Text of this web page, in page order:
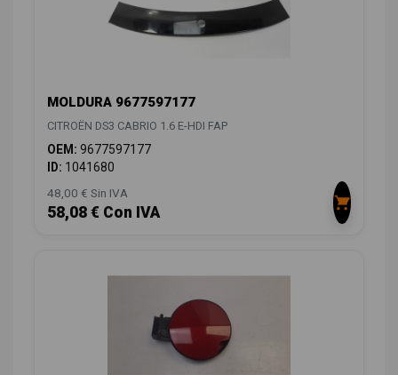
MOLDURA 9677597177
CITROËN DS3 CABRIO 1.6 E-HDI FAP
OEM: 9677597177
ID: 1041680
48,00 € Sin IVA
58,08 € Con IVA